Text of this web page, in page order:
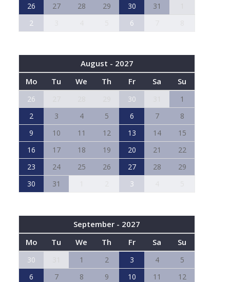
26
27 28 29 30 31
2
6
August - 2027
Mo
Tu We Th Fr Sa Su
26 30
1
2
3 4 5 6 7
8
9
10 11 12 13 14
15
16
17 18 19 20 21
22
23
24 25 26 27 28
29
30
31 3
September - 2027
Mo
Tu We Th Fr Sa Su
30 1 2 3 4
5
6
7 8 9 10 11
12